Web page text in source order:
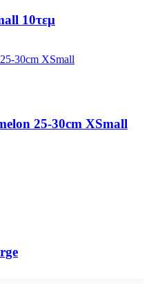
10τεμ
25-30cm XSmall